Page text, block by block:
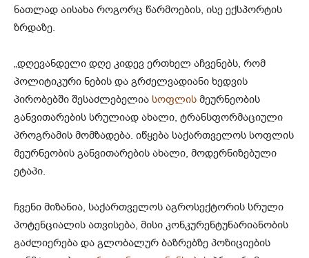
ნათლად აისახა როგორც წარმოების, ისე ექსპორტის
ზრდაზე.
„დღევანდელი დღე კიდევ ერთხელ აჩვენებს, რომ
პოლიტიკური ნების და გრძელვადიანი ხედვის
პირობებში შესაძლებელია სოფლის მეურნეობის
განვითარების სრულიად ახალი, ტრანსფორმაციული
პროგრამის მომზადება. იწყება საქართველოს სოფლის
მეურნეობის განვითარების ახალი, მოდერნიზებული
ეტაპი.
ჩვენი მიზანია, საქართველოს აგროსექტორის სრული
პოტენციალის ათვისება, მისი კონკურენტუნარიანობის
გაძლიერება და გლობალურ ბაზრებზე პოზიციების